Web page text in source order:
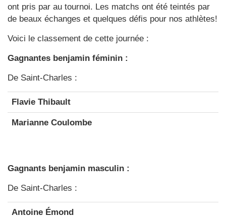
ont pris par au tournoi. Les matchs ont été teintés par
de beaux échanges et quelques défis pour nos athlètes!
Voici le classement de cette journée :
Gagnantes benjamin féminin :
De Saint-Charles :
Flavie Thibault
Marianne Coulombe
Gagnants benjamin masculin :
De Saint-Charles :
Antoine Émond